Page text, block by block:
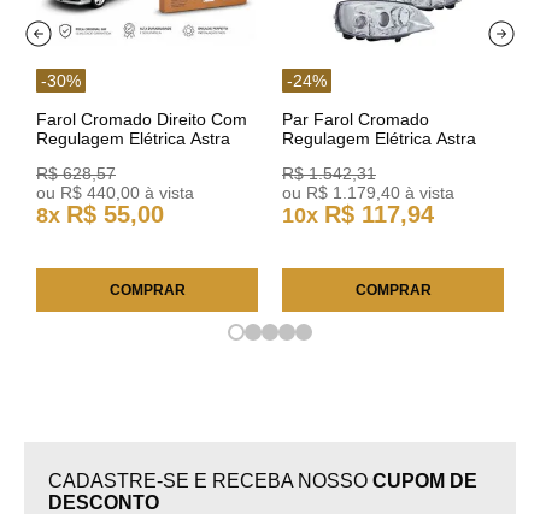
-30%
Farol Cromado Direito Com
Regulagem Elétrica Astra
R$ 628,57
ou R$ 440 00 à vista
8x R$ 55,00
COMPRAR
-24%
Par Farol Cromado
Regulagem Elétrica Astra
R$ 1.542,31
ou R$ 1 179 40 à vista
10x R$ 117,94
COMPRAR
CADASTRE-SE E RECEBA NOSSO CUPOM DE
DESCONTO